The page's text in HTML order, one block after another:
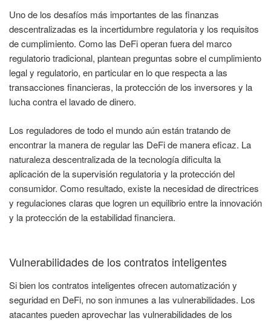
Uno de los desafíos más importantes de las finanzas
descentralizadas es la incertidumbre regulatoria y los requisitos
de cumplimiento. Como las DeFi operan fuera del marco
regulatorio tradicional, plantean preguntas sobre el cumplimiento
legal y regulatorio, en particular en lo que respecta a las
transacciones financieras, la protección de los inversores y la
lucha contra el lavado de dinero.
Los reguladores de todo el mundo aún están tratando de
encontrar la manera de regular las DeFi de manera eficaz. La
naturaleza descentralizada de la tecnología dificulta la
aplicación de la supervisión regulatoria y la protección del
consumidor. Como resultado, existe la necesidad de directrices
y regulaciones claras que logren un equilibrio entre la innovación
y la protección de la estabilidad financiera.
Vulnerabilidades de los contratos inteligentes
Si bien los contratos inteligentes ofrecen automatización y
seguridad en DeFi, no son inmunes a las vulnerabilidades. Los
atacantes pueden aprovechar las vulnerabilidades de los